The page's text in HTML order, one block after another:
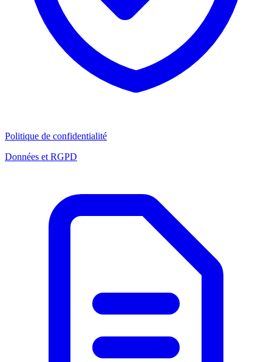
Politique de confidentialité
Données et RGPD